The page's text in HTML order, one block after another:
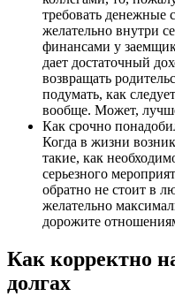
требовать денежные
желательно внутри
финансами у
дает достаточный
возвращать
подумать, как
вообще. Может,
Как срочно
Когда в жизни
такие, как
серьезного
обратно не стоит в
желательно
дорожите
Как корректно
долгах